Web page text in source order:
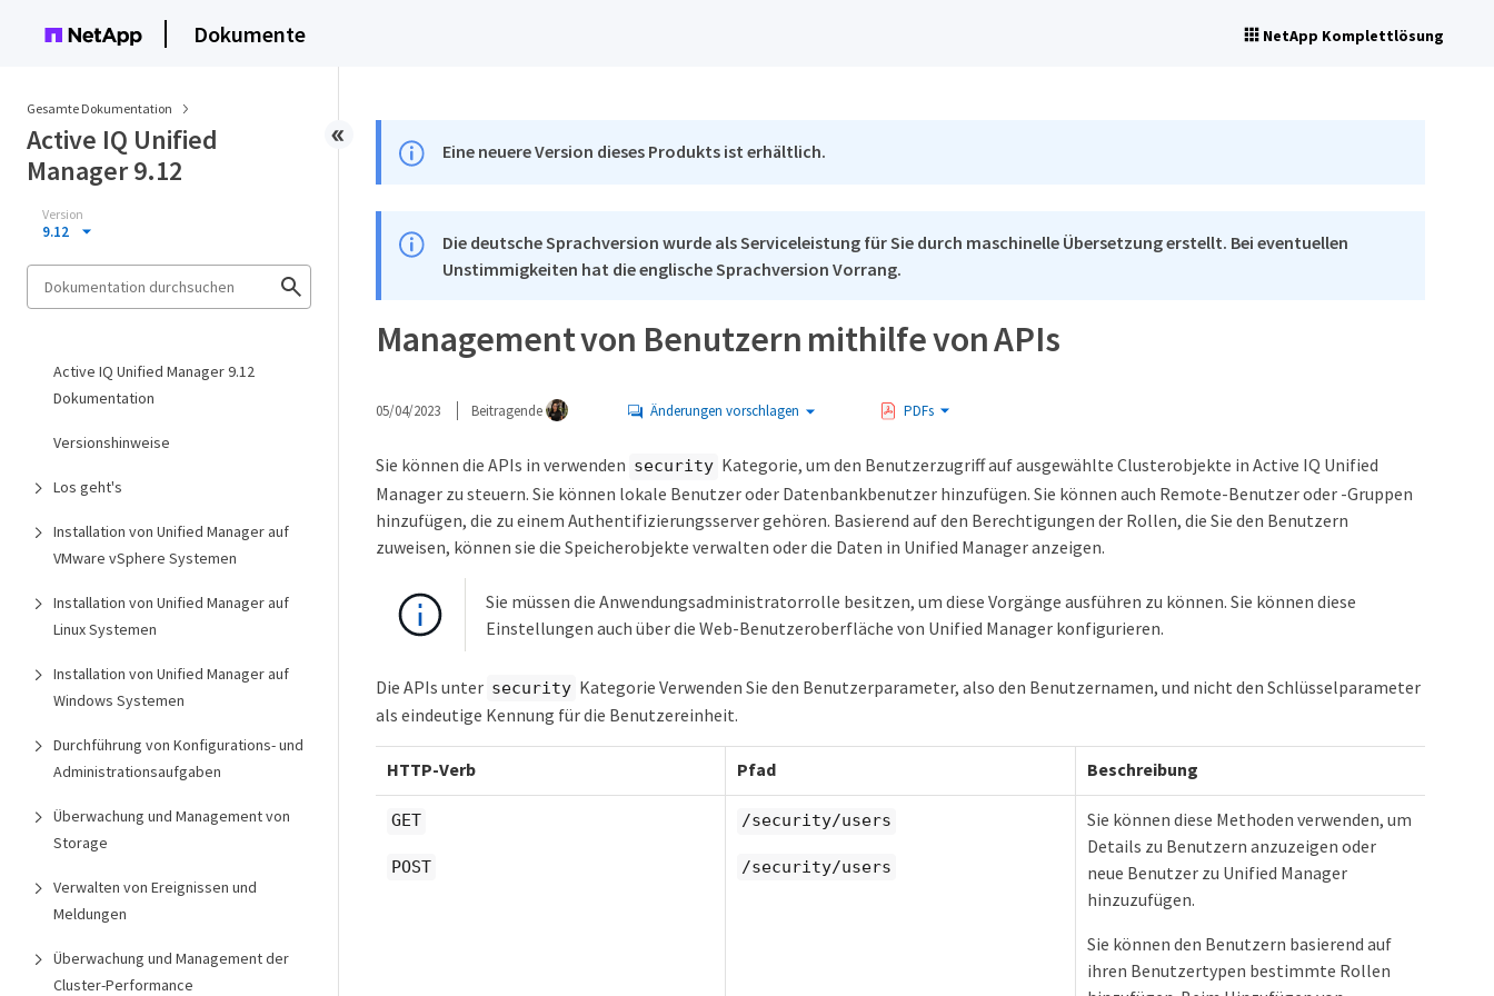
Dokumente NetApp Komplettlösung
Gesamte Dokumentation
Active IQ Unified
Manager 9.12
Version
9.12
Active IQ Unified Manager 9.12
Dokumentation
Versionshinweise
Los geht's
Installation von Unified Manager auf
VMware vSphere Systemen
Installation von Unified Manager auf
Linux Systemen
Installation von Unified Manager auf
Windows Systemen
Durchführung von Konfigurations- und
Administrationsaufgaben
Überwachung und Management von
Storage
Verwalten von Ereignissen und
Meldungen
Überwachung und Management der
Cluster-Performance
Eine neuere Version dieses Produkts ist erhältlich.
Die deutsche Sprachversion wurde als Serviceleistung für Sie durch maschinelle Übersetzung erstellt. Bei eventuellen
Unstimmigkeiten hat die englische Sprachversion Vorrang.
Management von Benutzern mithilfe von APIs
05/04/2023 Beitragende Änderungen vorschlagen PDFs
Sie können die APIs in verwenden security Kategorie, um den Benutzerzugriff auf ausgewählte Clusterobjekte in Active IQ Unified
Manager zu steuern. Sie können lokale Benutzer oder Datenbankbenutzer hinzufügen. Sie können auch Remote-Benutzer oder -Gruppen
hinzufügen, die zu einem Authentifizierungsserver gehören. Basierend auf den Berechtigungen der Rollen, die Sie den Benutzern
zuweisen, können sie die Speicherobjekte verwalten oder die Daten in Unified Manager anzeigen.
Sie müssen die Anwendungsadministratorrolle besitzen, um diese Vorgänge ausführen zu können. Sie können diese
Einstellungen auch über die Web-Benutzeroberfläche von Unified Manager konfigurieren.
Die APIs unter security Kategorie Verwenden Sie den Benutzerparameter, also den Benutzernamen, und nicht den Schlüsselparameter
als eindeutige Kennung für die Benutzereinheit.
HTTP-Verb Pfad Beschreibung
GET
POST
/security/users
/security/users
Sie können diese Methoden verwenden, um
Details zu Benutzern anzuzeigen oder
neue Benutzer zu Unified Manager
hinzuzufügen.
Sie können den Benutzern basierend auf
ihren Benutzertypen bestimmte Rollen